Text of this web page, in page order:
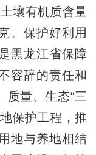
壤有机质含量
。保护好利用
黑龙江省保障
容辞的责任和
质量、生态“三
保护工程，推
地与养地相结